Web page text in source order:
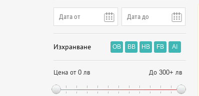
Изхранване OB BB HB FB AI
Цена от 0 лв До 300+ лв